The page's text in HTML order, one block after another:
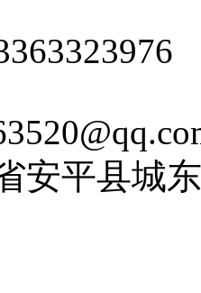
安平县城